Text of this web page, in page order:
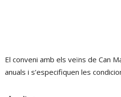
El conveni amb els veïns de Can
anuals i s’especifiquen les